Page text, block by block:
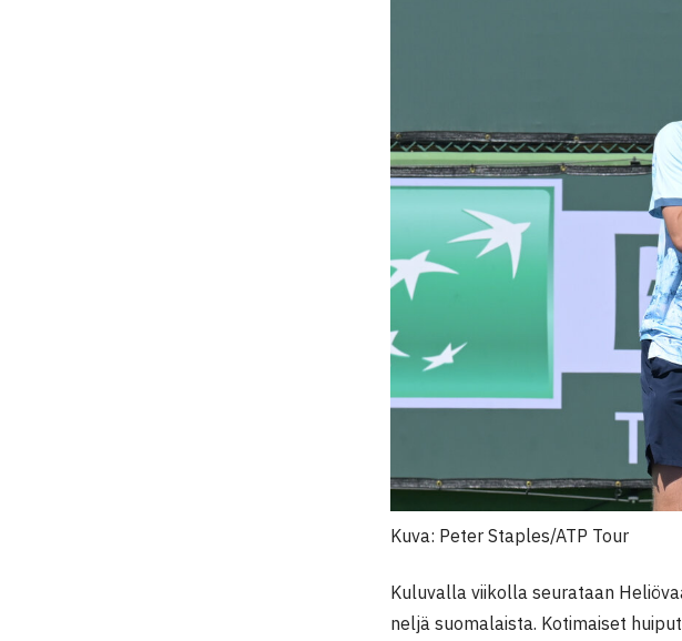
Kuva: Peter Staples/ATP Tour
Kuluvalla viikolla seurataan
neljä suomalaista. Kotimaiset